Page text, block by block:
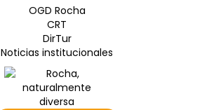
OGD Rocha
CRT
DirTur
Noticias institucionales